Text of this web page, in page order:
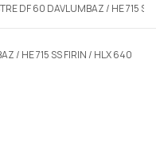
DF 60 DAVLUMBAZ / HE 715